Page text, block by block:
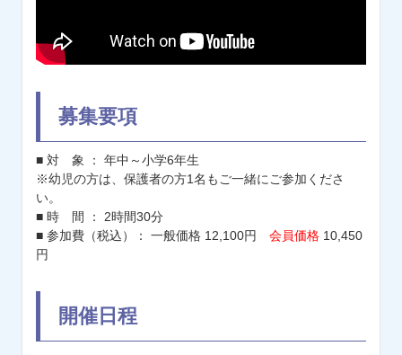
募集要項
■ 対 象 ： 年中～小学6年生
※幼児の方は、保護者の方1名もご一緒にご参加くださ
い。
■ 時 間 ： 2時間30分
■ 参加費（税込）： 一般価格 12,100円 会員価格10,450
円
開催日程